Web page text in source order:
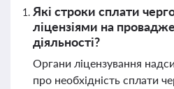
Які строки сплати
ліцензіями на
діяльності?
Органи ліцензування
про необхідність сплати